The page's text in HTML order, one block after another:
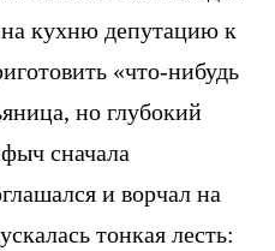
на кухню депутацию к
«что-нибудь
но глубокий
сначала
и ворчал на
тонкая лесть: